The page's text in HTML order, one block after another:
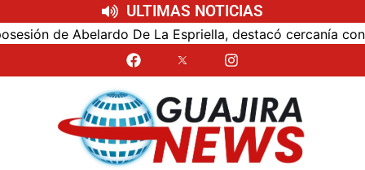
ULTIMAS NOTICIAS
de Abelardo De La Espriella, destacó cercanía con el